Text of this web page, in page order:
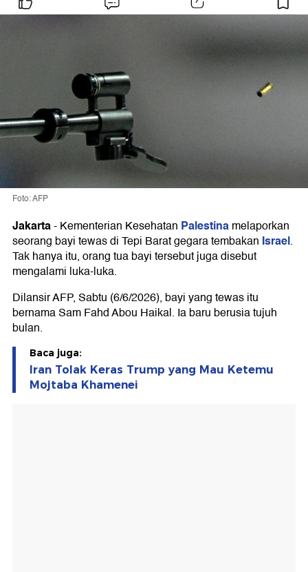
Foto: AFP
Jakarta-Kementerian Kesehatan Palestinamelaporkan
seorang bayi tewas di Tepi Barat gegara tembakan Israel.
Tak hanya itu, orang tua bayi tersebut juga disebut
mengalami luka-luka.
Dilansir AFP, Sabtu (6/6/2026), bayi yang tewas itu
bernama Sam Fahd Abou Haikal. Ia baru berusia tujuh
bulan.
Baca juga:
Iran Tolak Keras Trump yang Mau Ketemu
Mojtaba Khamenei